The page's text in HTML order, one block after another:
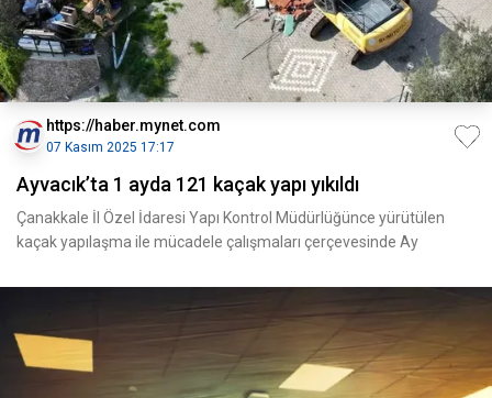
https://haber.mynet.com
07 Kasım 2025 17:17
Ayvacık’ta 1 ayda 121 kaçak yapı yıkıldı
Çanakkale İl Özel İdaresi Yapı Kontrol Müdürlüğünce yürütülen
kaçak yapılaşma ile mücadele çalışmaları çerçevesinde Ay